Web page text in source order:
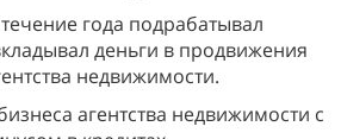
года подрабатывал
деньги в продвижения
недвижимости.
агентства недвижимости с